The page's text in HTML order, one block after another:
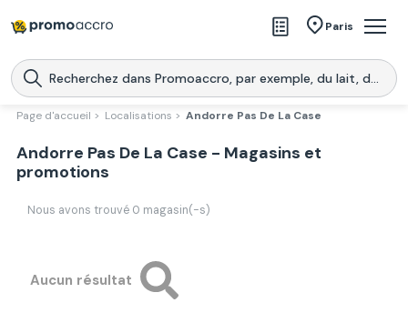
Paris
Magasins
Produits
Télécharge l’application
Promoaccro
Télécharger
Page d'accueil > Localisations > Andorre Pas De La Case
Andorre Pas De La Case - Magasins et
promotions
Nous avons trouvé 0 magasin(-s)
Aucun résultat